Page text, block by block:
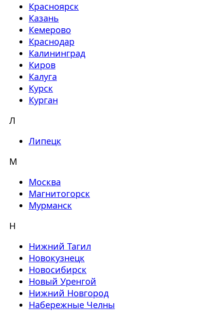
Красноярск
Казань
Кемерово
Краснодар
Калининград
Киров
Калуга
Курск
Курган
Л
Липецк
М
Москва
Магнитогорск
Мурманск
Н
Нижний Тагил
Новокузнецк
Новосибирск
Новый Уренгой
Нижний Новгород
Набережные Челны